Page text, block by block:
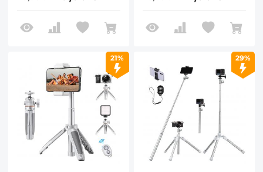
controle remoto
21% 29%